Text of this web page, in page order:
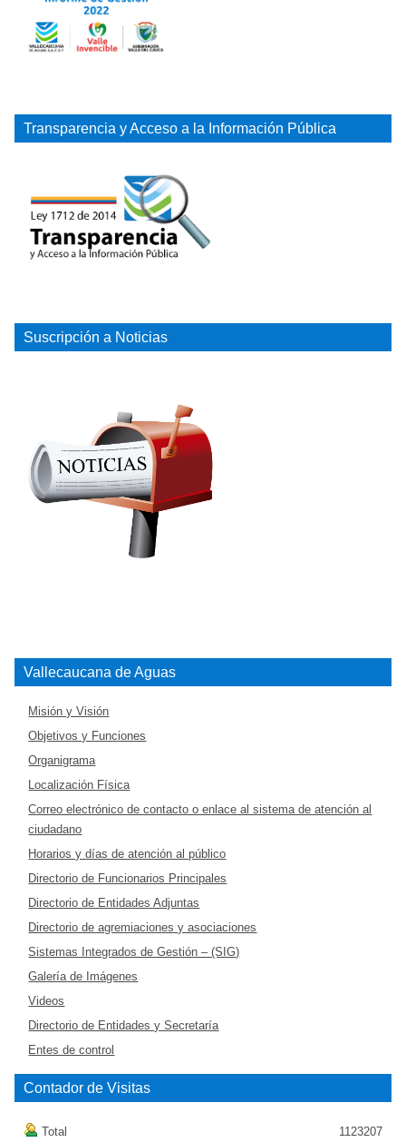
Transparencia y Acceso a la Información Pública
Suscripción a Noticias
Vallecaucana de Aguas
Misión y Visión
Objetivos y Funciones
Organigrama
Localización Física
Correo electrónico de contacto o enlace al sistema de atención al
ciudadano
Horarios y días de atención al público
Directorio de Funcionarios Principales
Directorio de Entidades Adjuntas
Directorio de agremiaciones y asociaciones
Sistemas Integrados de Gestión – (SIG)
Galería de Imágenes
Videos
Directorio de Entidades y Secretaría
Entes de control
Contador de Visitas
Total 1123207